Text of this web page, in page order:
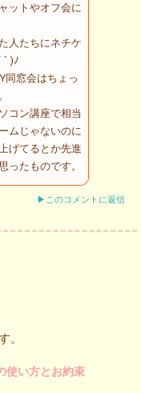
ットやオフ会に
人たちにネチケ
` )ﾉ
同窓会はちょっ
コン講座で相当
ムじゃないのに
げてるとか先進
ったものです。
▶このコメントに返信
。
使い方とお約束